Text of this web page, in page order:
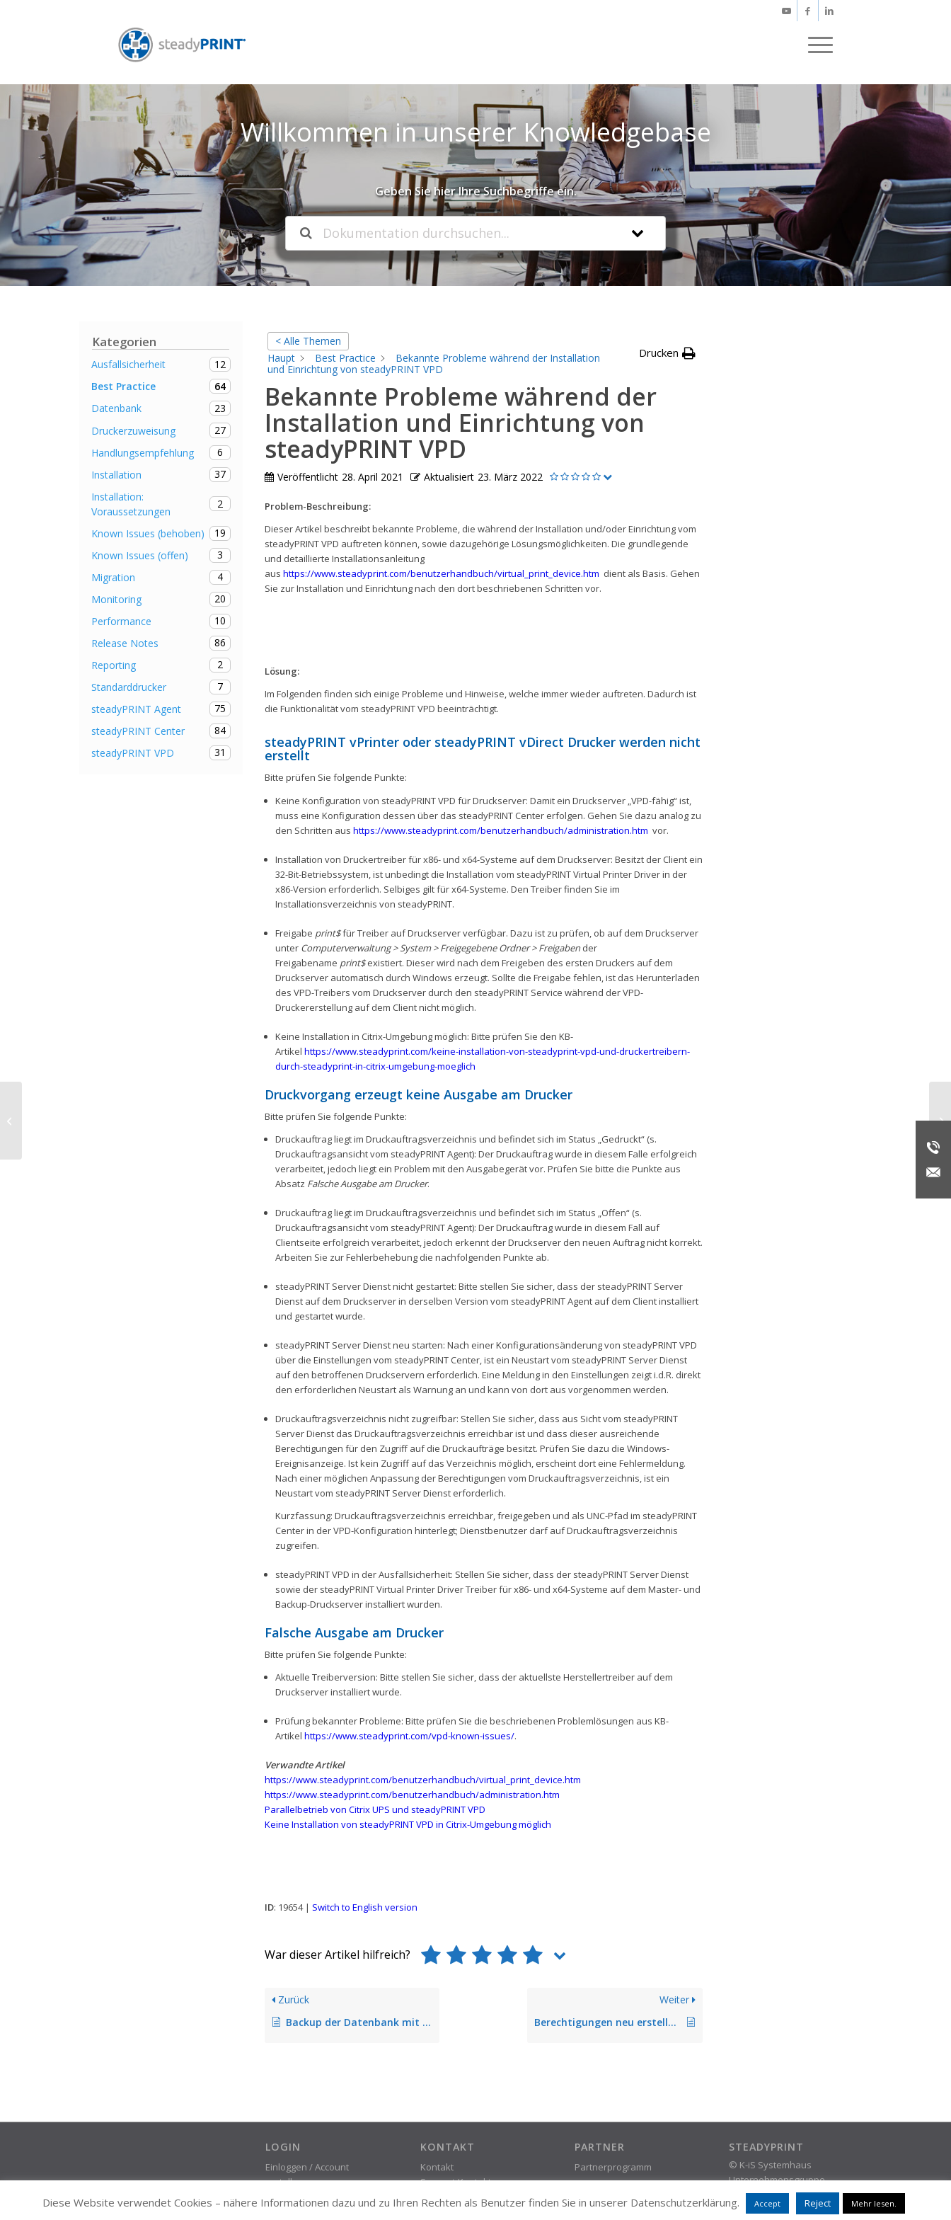
Willkommen in unserer Knowledgebase
Geben Sie hier Ihre Suchbegriffe ein.
Kategorien
Ausfallsicherheit
12
Best Practice
64
Datenbank
23
Druckerzuweisung
27
Handlungsempfehlung
6
Installation
37
Installation:
Voraussetzungen
2
Known Issues (behoben)
19
Known Issues (offen)
3
Migration
4
Monitoring
20
Performance
10
Release Notes
86
Reporting
2
Standarddrucker
7
steadyPRINT Agent
75
steadyPRINT Center
84
steadyPRINT VPD
31
< Alle Themen
Haupt
Best Practice
Bekannte Probleme während der Installation
und Einrichtung von steadyPRINT VPD
Drucken
Bekannte Probleme während der
Installation und Einrichtung von
steadyPRINT VPD
Veröffentlicht 28. April 2021 Aktualisiert 23. März 2022
Problem-Beschreibung:
Dieser Artikel beschreibt bekannte Probleme, die während der Installation und/oder Einrichtung vom
steadyPRINT VPD auftreten können, sowie dazugehörige Lösungsmöglichkeiten. Die grundlegende
und detaillierte Installationsanleitung
aus https://www.steadyprint.com/benutzerhandbuch/virtual_print_device.htm dient als Basis. Gehen
Sie zur Installation und Einrichtung nach den dort beschriebenen Schritten vor.
Lösung:
Im Folgenden finden sich einige Probleme und Hinweise, welche immer wieder auftreten. Dadurch ist
die Funktionalität vom steadyPRINT VPD beeinträchtigt.
steadyPRINT vPrinter oder steadyPRINT vDirect Drucker werden nicht
erstellt
Bitte prüfen Sie folgende Punkte:
Keine Konfiguration von steadyPRINT VPD für Druckserver: Damit ein Druckserver „VPD-fähig“ ist,
muss eine Konfiguration dessen über das steadyPRINT Center erfolgen. Gehen Sie dazu analog zu
den Schritten aus https://www.steadyprint.com/benutzerhandbuch/administration.htm vor.
Installation von Druckertreiber für x86- und x64-Systeme auf dem Druckserver: Besitzt der Client ein
32-Bit-Betriebssystem, ist unbedingt die Installation vom steadyPRINT Virtual Printer Driver in der
x86-Version erforderlich. Selbiges gilt für x64-Systeme. Den Treiber finden Sie im
Installationsverzeichnis von steadyPRINT.
Freigabe print$für Treiber auf Druckserver verfügbar. Dazu ist zu prüfen, ob auf dem Druckserver
unter Computerverwaltung > System > Freigegebene Ordner > Freigabender
Freigabename print$existiert. Dieser wird nach dem Freigeben des ersten Druckers auf dem
Druckserver automatisch durch Windows erzeugt. Sollte die Freigabe fehlen, ist das Herunterladen
des VPD-Treibers vom Druckserver durch den steadyPRINT Service während der VPD-
Druckererstellung auf dem Client nicht möglich.
Keine Installation in Citrix-Umgebung möglich: Bitte prüfen Sie den KB-
Artikel https://www.steadyprint.com/keine-installation-von-steadyprint-vpd-und-druckertreibern-
durch-steadyprint-in-citrix-umgebung-moeglich
Druckvorgang erzeugt keine Ausgabe am Drucker
Bitte prüfen Sie folgende Punkte:
Druckauftrag liegt im Druckauftragsverzeichnis und befindet sich im Status „Gedruckt“ (s.
Druckauftragsansicht vom steadyPRINT Agent): Der Druckauftrag wurde in diesem Falle erfolgreich
verarbeitet, jedoch liegt ein Problem mit den Ausgabegerät vor. Prüfen Sie bitte die Punkte aus
Absatz Falsche Ausgabe am Drucker.
Druckauftrag liegt im Druckauftragsverzeichnis und befindet sich im Status „Offen“ (s.
Druckauftragsansicht vom steadyPRINT Agent): Der Druckauftrag wurde in diesem Fall auf
Clientseite erfolgreich verarbeitet, jedoch erkennt der Druckserver den neuen Auftrag nicht korrekt.
Arbeiten Sie zur Fehlerbehebung die nachfolgenden Punkte ab.
steadyPRINT Server Dienst nicht gestartet: Bitte stellen Sie sicher, dass der steadyPRINT Server
Dienst auf dem Druckserver in derselben Version vom steadyPRINT Agent auf dem Client installiert
und gestartet wurde.
steadyPRINT Server Dienst neu starten: Nach einer Konfigurationsänderung von steadyPRINT VPD
über die Einstellungen vom steadyPRINT Center, ist ein Neustart vom steadyPRINT Server Dienst
auf den betroffenen Druckservern erforderlich. Eine Meldung in den Einstellungen zeigt i.d.R. direkt
den erforderlichen Neustart als Warnung an und kann von dort aus vorgenommen werden.
Druckauftragsverzeichnis nicht zugreifbar: Stellen Sie sicher, dass aus Sicht vom steadyPRINT
Server Dienst das Druckauftragsverzeichnis erreichbar ist und dass dieser ausreichende
Berechtigungen für den Zugriff auf die Druckaufträge besitzt. Prüfen Sie dazu die Windows-
Ereignisanzeige. Ist kein Zugriff auf das Verzeichnis möglich, erscheint dort eine Fehlermeldung.
Nach einer möglichen Anpassung der Berechtigungen vom Druckauftragsverzeichnis, ist ein
Neustart vom steadyPRINT Server Dienst erforderlich.
Kurzfassung: Druckauftragsverzeichnis erreichbar, freigegeben und als UNC-Pfad im steadyPRINT
Center in der VPD-Konfiguration hinterlegt; Dienstbenutzer darf auf Druckauftragsverzeichnis
zugreifen.
steadyPRINT VPD in der Ausfallsicherheit: Stellen Sie sicher, dass der steadyPRINT Server Dienst
sowie der steadyPRINT Virtual Printer Driver Treiber für x86- und x64-Systeme auf dem Master- und
Backup-Druckserver installiert wurden.
Falsche Ausgabe am Drucker
Bitte prüfen Sie folgende Punkte:
Aktuelle Treiberversion: Bitte stellen Sie sicher, dass der aktuellste Herstellertreiber auf dem
Druckserver installiert wurde.
Prüfung bekannter Probleme: Bitte prüfen Sie die beschriebenen Problemlösungen aus KB-
Artikel https://www.steadyprint.com/vpd-known-issues/.
Verwandte Artikel
https://www.steadyprint.com/benutzerhandbuch/virtual_print_device.htm
https://www.steadyprint.com/benutzerhandbuch/administration.htm
Parallelbetrieb von Citrix UPS und steadyPRINT VPD
Keine Installation von steadyPRINT VPD in Citrix-Umgebung möglich
ID: 19654 | Switch to English version
War dieser Artikel hilfreich?
Zurück
Backup der Datenbank mit steadyPRINT Center schlägt fehl
Weiter
Berechtigungen neu erstellter Rollen im Center werden nicht übernommen
LOGIN
Einloggen / Account
erstellen
KONTAKT
Kontakt
Support-Kontakt
Impressum &
PARTNER
Partnerprogramm
STEADYPRINT
© K-iS Systemhaus
Unternehmensgruppe
Diese Website verwendet Cookies – nähere Informationen dazu und zu Ihren Rechten als Benutzer finden Sie in unserer Datenschutzerklärung. Accept Reject Mehr lesen.